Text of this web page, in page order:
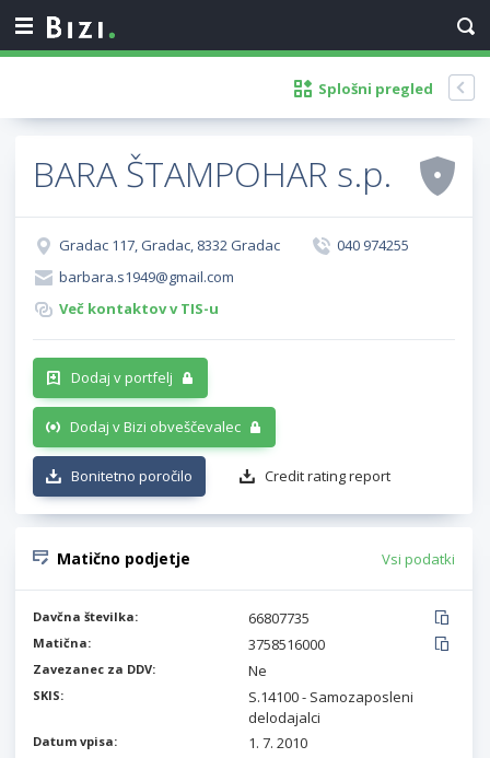
Splošni pregled
BARA ŠTAMPOHAR s.p.
Gradac 117, Gradac, 8332 Gradac
040 974255
barbara.s1949@gmail.com
Več kontaktov v TIS-u
Dodaj v portfelj
Dodaj v Bizi obveščevalec
Bonitetno poročilo Credit rating report
Matično podjetje Vsi podatki
Davčna številka: 66807735
Matična: 3758516000
Zavezanec za DDV: Ne
SKIS:
S.14100 - Samozaposleni
delodajalci
Datum vpisa: 1. 7. 2010